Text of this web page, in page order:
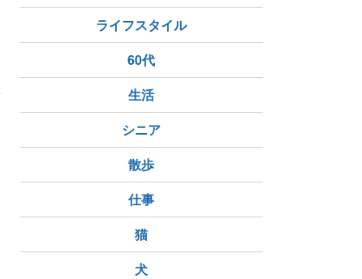
ライフスタイル
60代
生活
シニア
散歩
仕事
猫
犬